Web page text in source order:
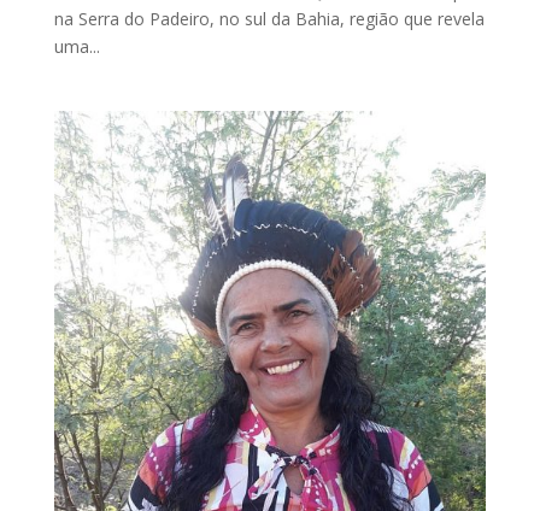
na Serra do Padeiro, no sul da Bahia, região que revela
uma...